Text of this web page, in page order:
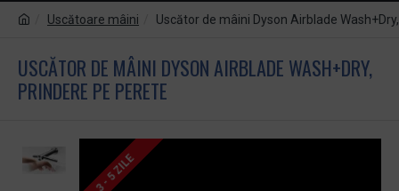
Uscătoare mâini Uscător de mâini Dyson Airblade
USCĂTOR DE MÂINI DYSON AIRBLADE WASH+DRY,
PRINDERE PE PERETE
3 - 5 ZILE